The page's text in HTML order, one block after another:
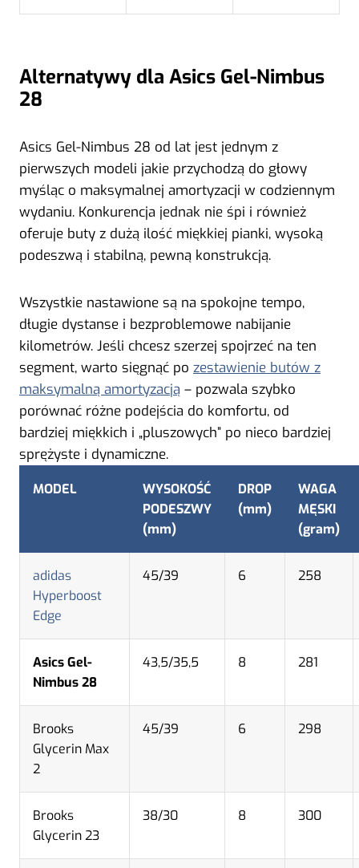
Alternatywy dla Asics Gel-Nimbus
28
Asics Gel-Nimbus 28 od lat jest jednym z
pierwszych modeli jakie przychodzą do głowy
myśląc o maksymalnej amortyzacji w codziennym
wydaniu. Konkurencja jednak nie śpi i również
oferuje buty z dużą ilość miękkiej pianki, wysoką
podeszwą i stabilną, pewną konstrukcją.
Wszystkie nastawione są na spokojne tempo,
długie dystanse i bezproblemowe nabijanie
kilometrów. Jeśli chcesz szerzej spojrzeć na ten
segment, warto sięgnąć po zestawienie butów z
maksymalną amortyzacją – pozwala szybko
porównać różne podejścia do komfortu, od
bardziej miękkich i „pluszowych” po nieco bardziej
sprężyste i dynamiczne.
MODEL
WYSOKOŚĆ
PODESZWY
(mm)
DROP
(mm)
WAGA
MĘSKI
(gram)
adidas
Hyperboost
Edge
45/39 6 258
Asics Gel-
Nimbus 28
43,5/35,5 8 281
Brooks
Glycerin Max
2
45/39 6 298
Brooks
Glycerin 23
38/30 8 300